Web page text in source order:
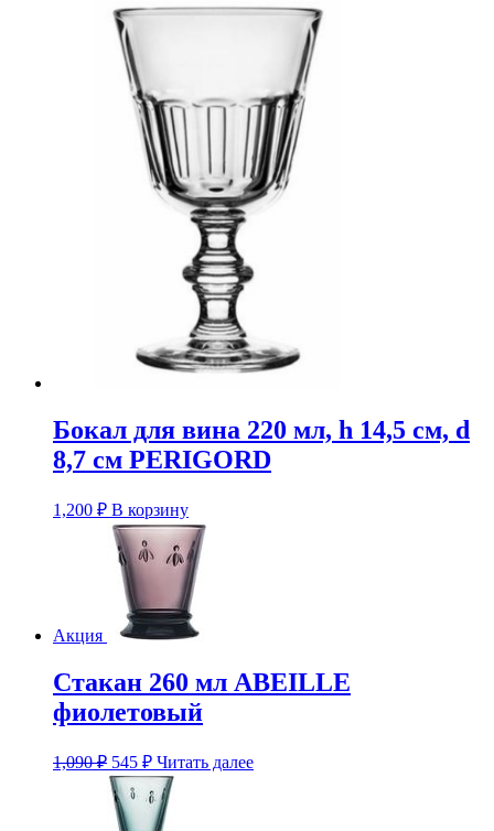
1,090 ₽.
Бокал для вина 220 мл, h 14,5 см, d
8,7 см PERIGORD
1,200 ₽ В корзину
Акция
Стакан 260 мл ABEILLE
фиолетовый
1,090₽ Первоначальная
цена
составляла
1,090 ₽.
545 ₽Текущая
цена:
545 ₽.
Читать далее